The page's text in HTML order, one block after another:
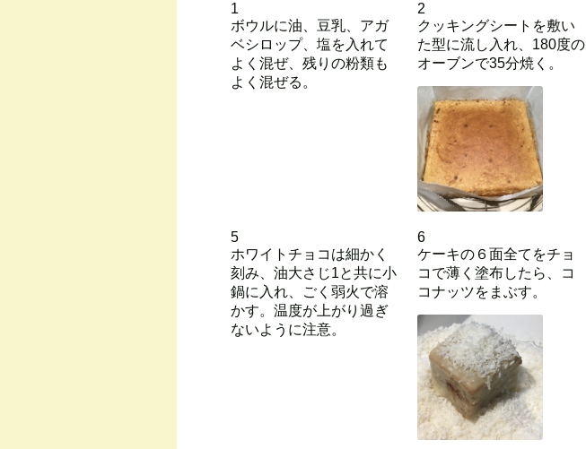
1
ボウルに油、豆乳、アガ
ベシロップ、塩を入れて
よく混ぜ、残りの粉類も
よく混ぜる。
2
クッキングシートを敷い
た型に流し入れ、180度の
オーブンで35分焼く。
5
ホワイトチョコは細かく
刻み、油大さじ1と共に小
鍋に入れ、ごく弱火で溶
かす。温度が上がり過ぎ
ないように注意。
6
ケーキの６面全てをチョ
コで薄く塗布したら、コ
コナッツをまぶす。